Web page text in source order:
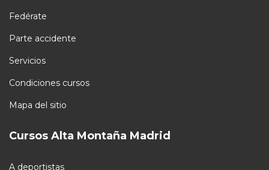
Fedérate
Parte accidente
Servicios
Condiciones cursos
Mapa del sitio
Cursos Alta Montaña Madrid
A deportistas